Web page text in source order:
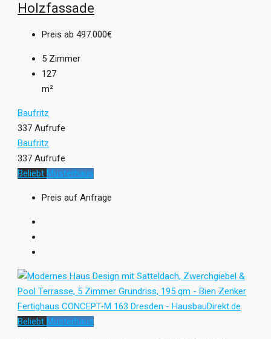
Holzfassade
Preis ab 497.000€
5 Zimmer
127
m²
Baufritz
337 Aufrufe
Baufritz
337 Aufrufe
Beliebt Musterhaus
Preis auf Anfrage
Beliebt Musterhaus